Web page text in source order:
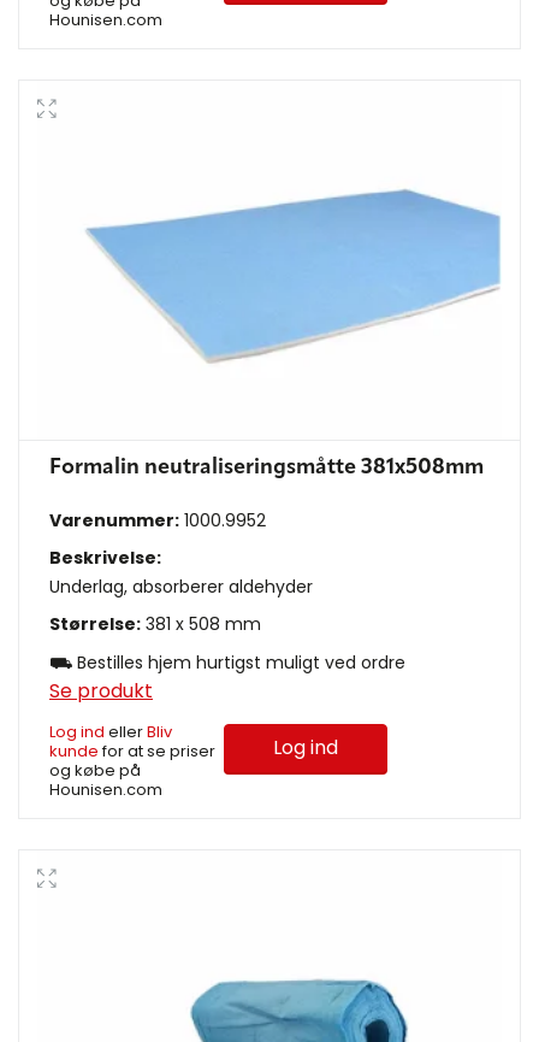
Hounisen.com
Formalin neutraliseringsmåtte 381x508mm
Varenummer: 1000.9952
Beskrivelse:
Underlag, absorberer aldehyder
Størrelse: 381 x 508 mm
⛟ Bestilles hjem hurtigst muligt ved ordre
Se produkt
Log ind ellerBliv
kundefor at se priser
og købe på
Hounisen.com
Log ind